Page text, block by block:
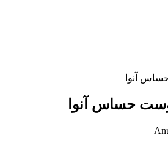
آنوا
حساس آنوا